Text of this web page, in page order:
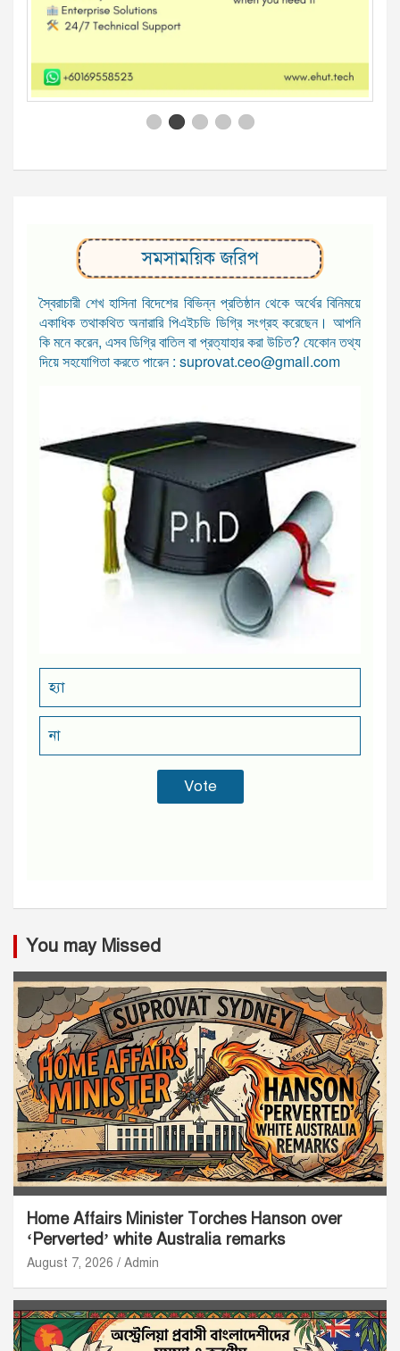
সমসাময়িক জরিপ
স্বৈরাচারী শেখ হাসিনা বিদেশের বিভিন্ন প্রতিষ্ঠান থেকে অর্থের বিনিময়ে
একাধিক তথাকথিত অনারারি পিএইচডি ডিগ্রি সংগ্রহ করেছেন। আপনি
কি মনে করেন, এসব ডিগ্রি বাতিল বা প্রত্যাহার করা উচিত? যেকোন তথ্য
দিয়ে সহযোগিতা করতে পারেন : suprovat.ceo@gmail.com
হ্যা
না
You may Missed
Home Affairs Minister Torches Hanson over
‘Perverted’ white Australia remarks
August 7, 2026 Admin